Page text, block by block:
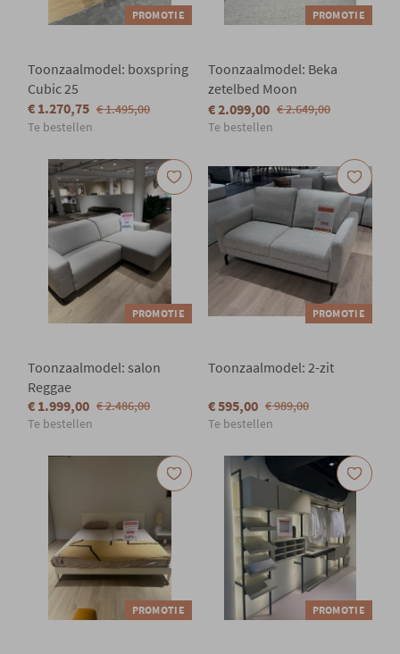
PROMOTIE
Toonzaalmodel: boxspring
Cubic 25
€ 1.270,75 € 1.495,00
Te bestellen
PROMOTIE
Toonzaalmodel: Beka
zetelbed Moon
€ 2.099,00 € 2.649,00
Te bestellen
PROMOTIE
Toonzaalmodel: salon
Reggae
€ 1.999,00 € 2.486,00
Te bestellen
PROMOTIE
Toonzaalmodel: 2-zit
€ 595,00 € 989,00
Te bestellen
PROMOTIE PROMOTIE